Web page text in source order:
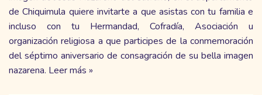
de Chiquimula quiere invitarte a que asistas con tu familia e
incluso con tu Hermandad, Cofradía, Asociación u
organización religiosa a que participes de la conmemoración
del séptimo aniversario de consagración de su bella imagen
nazarena. Leer más »